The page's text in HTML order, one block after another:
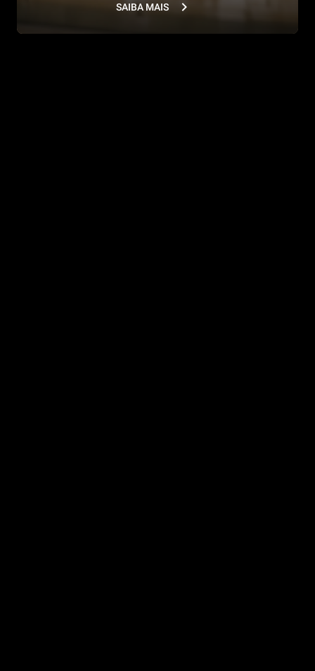
SAIBA MAIS